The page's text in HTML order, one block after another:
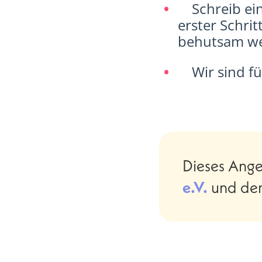
Schreib
erster
behutsam
Wir sind
Dieses
e.V. und